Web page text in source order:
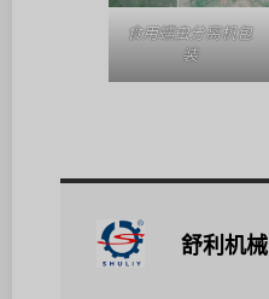
食用蠕虫分离机包
装
舒利机械